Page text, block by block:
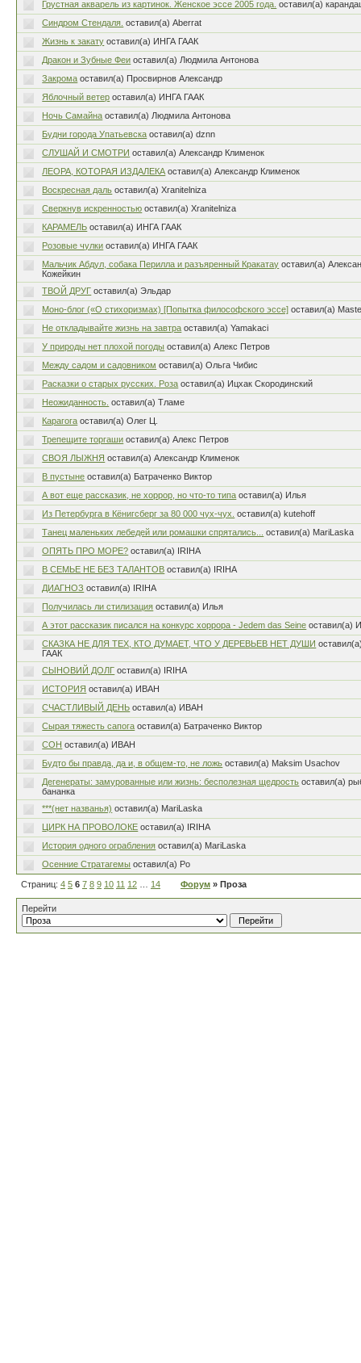
Грустная акварель из картинок. Женское эссе 2005 года. оставил(а)
Синдром Стендаля. оставил(а) Aberrat
Жизнь к закату оставил(а) ИНГА ГААК
Дракон и Зубные Феи оставил(а) Людмила Антонова
Закрома оставил(а) Просвирнов Александр
Яблочный ветер оставил(а) ИНГА ГААК
Ночь Самайна оставил(а) Людмила Антонова
Будни города Упатьевска оставил(а) dznn
СЛУШАЙ И СМОТРИ оставил(а) Александр Клименок
ЛЕОРА, КОТОРАЯ ИЗДАЛЕКА оставил(а) Александр Клименок
Воскресная даль оставил(а) Xranitelniza
Сверкнув искренностью оставил(а) Xranitelniza
КАРАМЕЛЬ оставил(а) ИНГА ГААК
Розовые чулки оставил(а) ИНГА ГААК
Мальчик Абдул, собака Перилла и разъяренный Кракатау оставил(а)
Кожейкин
ТВОЙ ДРУГ оставил(а) Эльдар
Моно-блог («О стихоризмах) [Попытка философского эссе] оставил(а)
Не откладывайте жизнь на завтра оставил(а) Yamakaci
У природы нет плохой погоды оставил(а) Алекс Петров
Между садом и садовником оставил(а) Ольга Чибис
Расказки о старых русских. Роза оставил(а) Ицхак Скородинский
Неожиданность. оставил(а) Тламе
Карагога оставил(а) Олег Ц.
Трепещите торгаши оставил(а) Алекс Петров
СВОЯ ЛЫЖНЯ оставил(а) Александр Клименок
В пустыне оставил(а) Батраченко Виктор
А вот еще рассказик, не хоррор, но что-то типа оставил(а) Илья
Из Петербурга в Кёнигсберг за 80 000 чух-чух.
оставил(а) kutehoff
Танец маленьких лебедей или ромашки спрятались...
оставил(а) MariLaska
ОПЯТЬ ПРО МОРЕ? оставил(а) IRIHA
В СЕМЬЕ НЕ БЕЗ ТАЛАНТОВ оставил(а) IRIHA
ДИАГНОЗ оставил(а) IRIHA
Получилась ли стилизация оставил(а) Илья
А этот рассказик писался на конкурс хоррора - Jedem das Seine оставил(а)
СКАЗКА НЕ ДЛЯ ТЕХ, КТО ДУМАЕТ, ЧТО У ДЕРЕВЬЕВ НЕТ ДУШИ
ГААК
СЫНОВИЙ ДОЛГ оставил(а) IRIHA
ИСТОРИЯ оставил(а) ИВАН
СЧАСТЛИВЫЙ ДЕНЬ оставил(а) ИВАН
Сырая тяжесть сапога оставил(а) Батраченко Виктор
СОН оставил(а) ИВАН
Будто бы правда, да и, в общем-то, не ложь оставил(а) Maksim Usachov
Дегенераты: замурованные или жизнь: бесполезная щедрость оставил(а)
бананка
***(нет названья) оставил(а) MariLaska
ЦИРК НА ПРОВОЛОКЕ оставил(а) IRIHA
История одного ограбления оставил(а) MariLaska
Осенние Стратагемы оставил(а) Ро
Страниц: 4 5 6 7 8 9 10 11 12 14 Форум » Проза
Перейти